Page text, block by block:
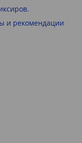
и рекомендации